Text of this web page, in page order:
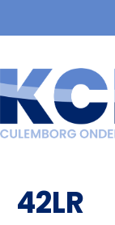
42LR